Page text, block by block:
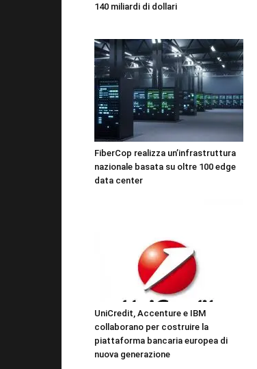
140 miliardi di dollari
FiberCop realizza un’infrastruttura
nazionale basata su oltre 100 edge
data center
UniCredit, Accenture e IBM
collaborano per costruire la
piattaforma bancaria europea di
nuova generazione